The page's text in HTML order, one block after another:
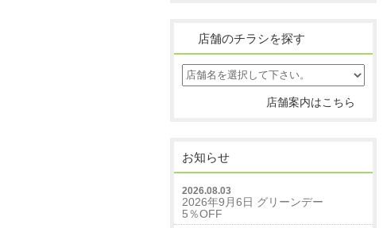
店舗のチラシを探す
店舗案内はこちら
お知らせ
2026.08.03
2026年9月6日 グリーンデー
5％OFF